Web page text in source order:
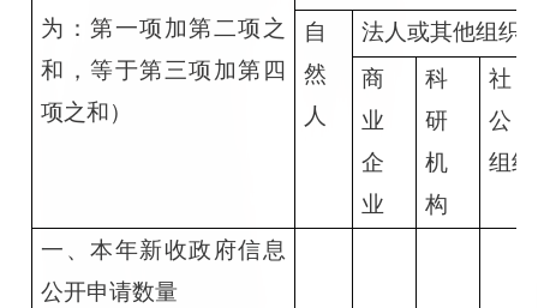
为：第一项加第二项之
和，等于第三项加第四
项之和）
自
然
人
法人或其他组织
商
业
企
业
科
研
机
构
社
公
组织
一、本年新收政府信息
公开申请数量